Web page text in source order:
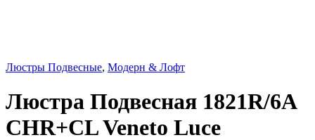
Люстры Подвесные, Модерн & Лофт
Люстра Подвесная 1821R/6A
CHR+CL Veneto Luce